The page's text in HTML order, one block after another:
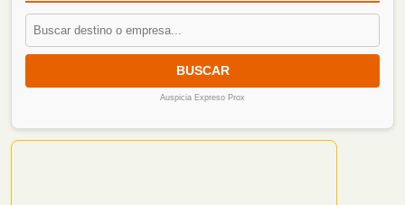
BUSCAR
Auspicia Expreso Prox